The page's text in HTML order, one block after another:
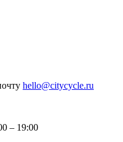
hello@citycycle.ru
– 19:00